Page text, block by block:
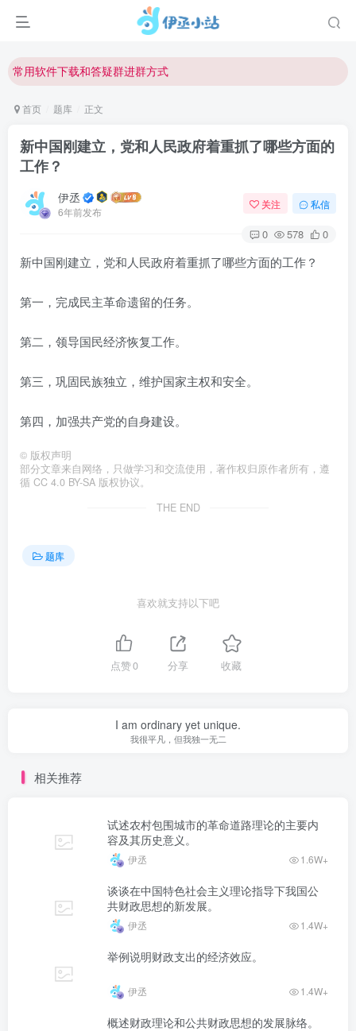
欢迎反馈网站中存在的问题和建议！
常用软件下载和答疑群进群方式
欢迎访问伊丞小站！
首页 题库 正文
新中国刚建立，党和人民政府着重抓了哪些方面的
工作？
伊丞
6年前发布
关注 私信
0 578 0
新中国刚建立，党和人民政府着重抓了哪些方面的工作？
第一，完成民主革命遗留的任务。
第二，领导国民经济恢复工作。
第三，巩固民族独立，维护国家主权和安全。
第四，加强共产党的自身建设。
© 版权声明
部分文章来自网络，只做学习和交流使用，著作权归原作者所有，遵
循 CC 4.0 BY-SA 版权协议。
THE END
题库
喜欢就支持以下吧
点赞0 分享 收藏
I am ordinary yet unique.
我很平凡，但我独一无二
相关推荐
试述农村包围城市的革命道路理论的主要内
容及其历史意义。
伊丞 1.6W+
谈谈在中国特色社会主义理论指导下我国公
共财政思想的新发展。
伊丞 1.4W+
举例说明财政支出的经济效应。
伊丞 1.4W+
概述财政理论和公共财政思想的发展脉络。